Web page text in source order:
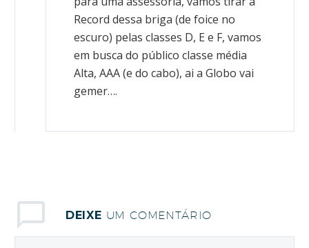
Record dessa briga (de foice no
escuro) pelas classes D, E e F, vamos
em busca do público classe média
Alta, AAA (e do cabo), ai a Globo vai
gemer….
DEIXE UM COMENTÁRIO